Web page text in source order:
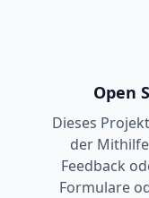
Open
Dieses
der
Feedback
Formulare